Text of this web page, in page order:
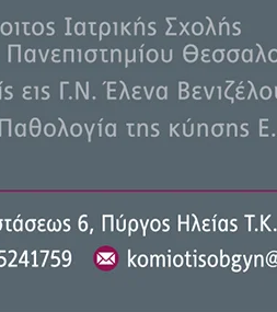
αρκετά
ανάγκη στα
ή στο
σχετικά